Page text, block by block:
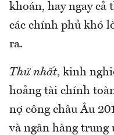
khoán, hay ngay cả
các chính phủ khó
ra.
Thứ nhất, kinh
hoảng tài chính
nợ công châu Âu
và ngân hàng trung